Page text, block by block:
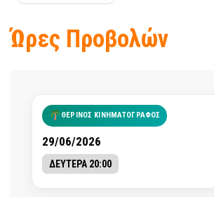
Ώρες Προβολών
ΘΕΡΙΝΟΣ ΚΙΝΗΜΑΤΟΓΡΑΦΟΣ
29/06/2026
ΔΕΥΤΕΡΑ 20:00